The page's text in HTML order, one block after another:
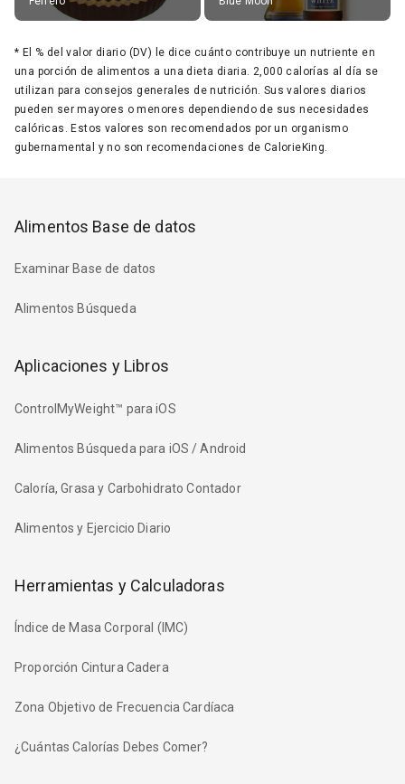
* El % del valor diario (DV) le dice cuánto contribuye un nutriente en
una porción de alimentos a una dieta diaria. 2,000 calorías al día se
utilizan para consejos generales de nutrición. Sus valores diarios
pueden ser mayores o menores dependiendo de sus necesidades
calóricas. Estos valores son recomendados por un organismo
gubernamental y no son recomendaciones de CalorieKing.
Alimentos Base de datos
Examinar Base de datos
Alimentos Búsqueda
Aplicaciones y Libros
ControlMyWeight™ para iOS
Alimentos Búsqueda para iOS / Android
Caloría, Grasa y Carbohidrato Contador
Alimentos y Ejercicio Diario
Herramientas y Calculadoras
Índice de Masa Corporal (IMC)
Proporción Cintura Cadera
Zona Objetivo de Frecuencia Cardíaca
¿Cuántas Calorías Debes Comer?